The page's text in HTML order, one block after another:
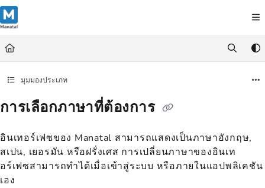
Documentation Index
Fetch the complete documentation index at:
https://
Use this file to discover all available pages before exploring further.
มุมมองประเภท
การเลือกภาษาที่ต้องการ
อินเทอร์เฟซของ Manatal สามารถแสดงเป็นภาษาอังกฤษ,
สเปน, เยอรมัน หรือฝรั่งเศส การเปลี่ยนภาษาของอินเท
อร์เฟซสามารถทำได้เมื่อเข้าสู่ระบบ หรือภายในแอปพลิเคชัน
เอง